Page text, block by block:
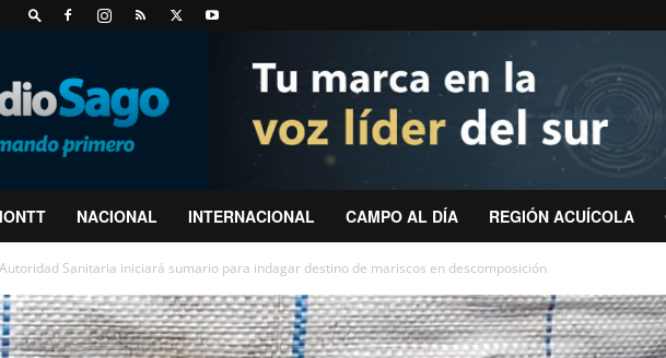
NACIONAL INTERNACIONAL CAMPO AL DÍA REGIÓN ACUÍCOLA
Autoridad Sanitaria iniciará sumario para indagar destino de mariscos en descomposición